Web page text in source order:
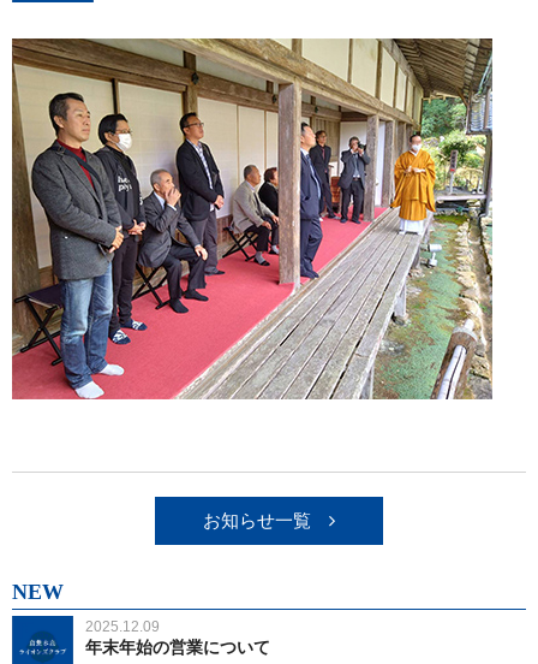
お知らせ一覧
NEW
2025.12.09
年末年始の営業について